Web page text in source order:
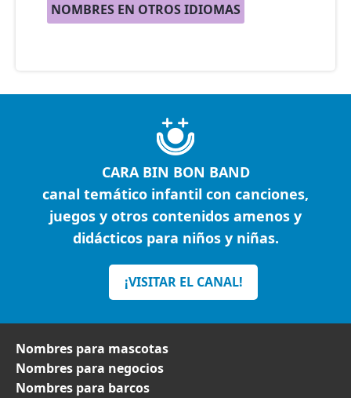
NOMBRES EN OTROS IDIOMAS
CARA BIN BON BAND
canal temático infantil con canciones,
juegos y otros contenidos amenos y
didácticos para niños y niñas.
¡VISITAR EL CANAL!
Nombres para mascotas
Nombres para negocios
Nombres para barcos